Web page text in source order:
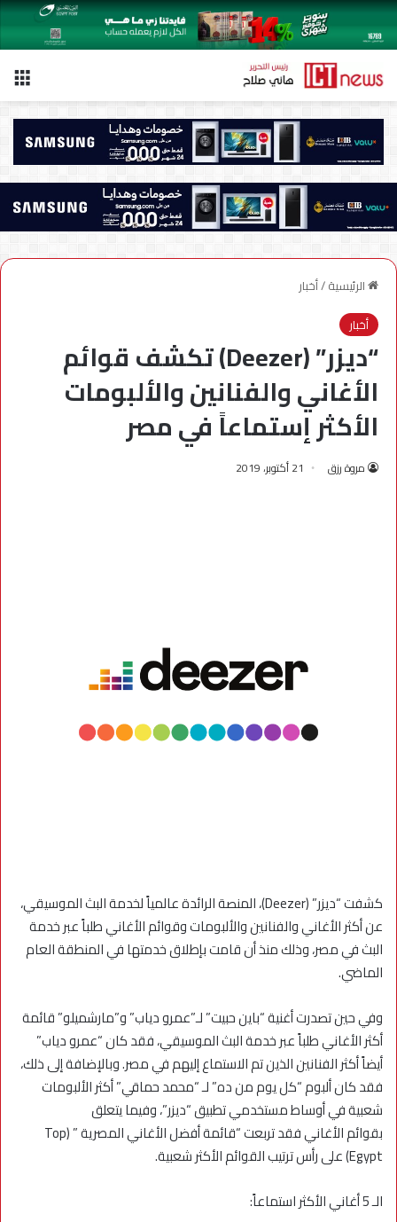
الرئيسية/أخبار
أخبار
“ديزر” (Deezer) تكشف قوائم
الأغاني والفنانين والألبومات
الأكثر إستماعاً في مصر
مروة رزق 21 أكتوبر، 2019
كشفت “ديزر” (Deezer)، المنصة الرائدة عالمياً لخدمة البث الموسيقي،
عن أكثر الأغاني والفنانين والألبومات وقوائم الأغاني طلباً عبر خدمة
البث في مصر، وذلك منذ أن قامت بإطلاق خدمتها في المنطقة العام
الماضي.
وفي حين تصدرت أغنية “باين حبيت” لـ”عمرو دياب” و”مارشميلو” قائمة
أكثر الأغاني طلباً عبر خدمة البث الموسيقي، فقد كان “عمرو دياب”
أيضاً أكثر الفنانين الذين تم الاستماع إليهم في مصر. وبالإضافة إلى ذلك،
فقد كان ألبوم “كل يوم من ده” لـ “محمد حماقي” أكثر الألبومات
شعبية في أوساط مستخدمي تطبيق “ديزر”، وفيما يتعلق
بقوائم الأغاني فقد تربعت “قائمة أفضل الأغاني المصرية ” (Top
Egypt) على رأس ترتيب القوائم الأكثر شعبية.
الـ 5 أغاني الأكثر استماعاً: